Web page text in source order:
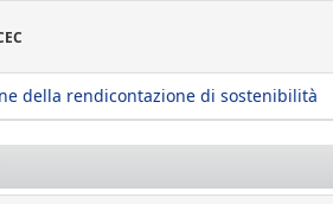
della rendicontazione di sostenibilità